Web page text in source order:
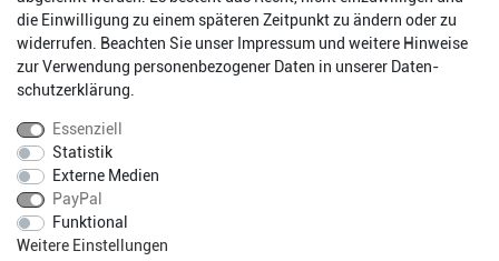
Impressum Daten­schutz­erklärung AGB
Barrierefreiheitserklärung
* Alle Preise inkl. gesetzlichen Mehrwertsteuer zzgl.
die Einwilligung zu einem späteren Zeitpunkt zu ändern oder zu
widerrufen. Beachten Sie unser Impressum und weitere Hinweise
zur Verwendung personenbezogener Daten in unserer Daten­
schutz­erklärung
Essenziell
Statistik
Externe Medien
PayPal
Funktional
Weitere Einstellungen